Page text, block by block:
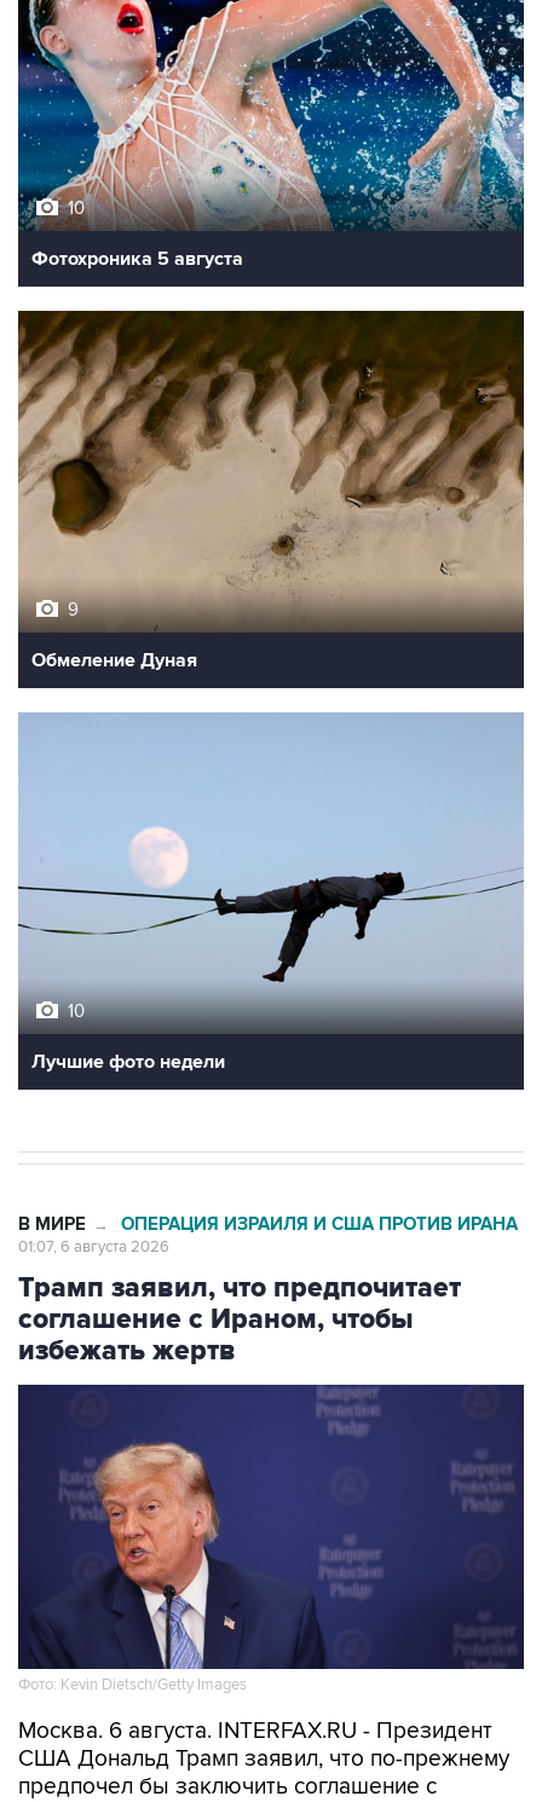
10
Фотохроника 5 августа
9
Обмеление Дуная
10
Лучшие фото недели
В МИРЕ → ОПЕРАЦИЯ ИЗРАИЛЯ И США ПРОТИВ ИРАНА
01:07, 6 августа 2026
Трамп заявил, что предпочитает
соглашение с Ираном, чтобы
избежать жертв
Фото: Kevin Dietsch/Getty Images
Москва. 6 августа. INTERFAX.RU - Президент
США Дональд Трамп заявил, что по-прежнему
предпочел бы заключить соглашение с